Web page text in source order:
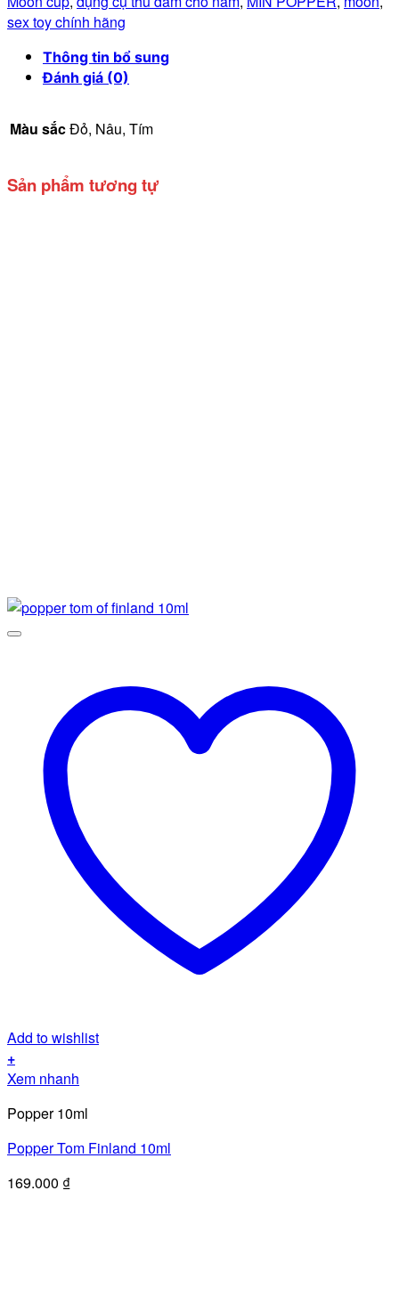
sex toy chính hãng
Thông tin bổ sung
Đánh giá (0)
Màu sắcĐỏ, Nâu, Tím
Sản phẩm tương tự
Add to wishlist
+
Xem nhanh
Popper 10ml
Popper Tom Finland 10ml
169.000 ₫